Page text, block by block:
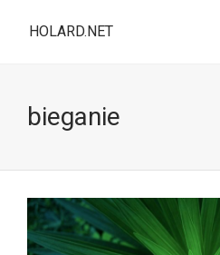
HOLARD.NET
bieganie